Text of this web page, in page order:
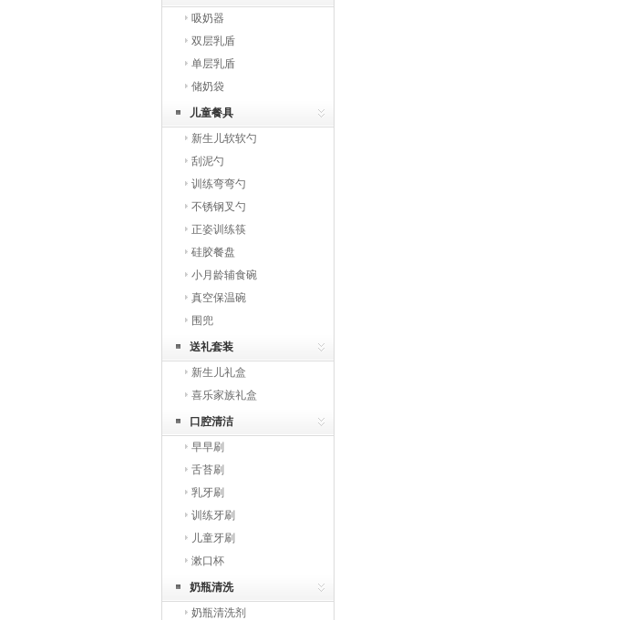
吸奶器
双层乳盾
单层乳盾
储奶袋
儿童餐具
新生儿软软勺
刮泥勺
训练弯弯勺
不锈钢叉勺
正姿训练筷
硅胶餐盘
小月龄辅食碗
真空保温碗
围兜
送礼套装
新生儿礼盒
喜乐家族礼盒
口腔清洁
早早刷
舌苔刷
乳牙刷
训练牙刷
儿童牙刷
漱口杯
奶瓶清洗
奶瓶清洗剂